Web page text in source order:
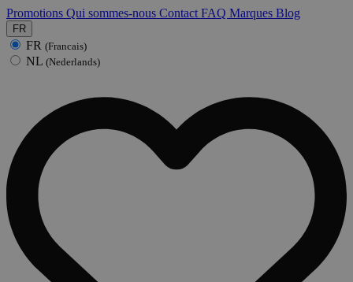
Promotions Qui sommes-nous Contact FAQ Marques Blog
FR
FR (Francais)
NL (Nederlands)